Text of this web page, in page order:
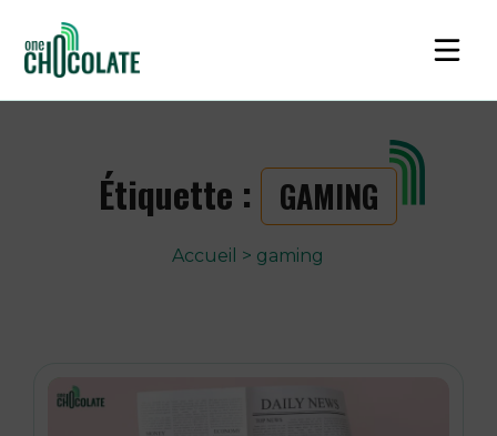
Étiquette : GAMING
Accueil > gaming